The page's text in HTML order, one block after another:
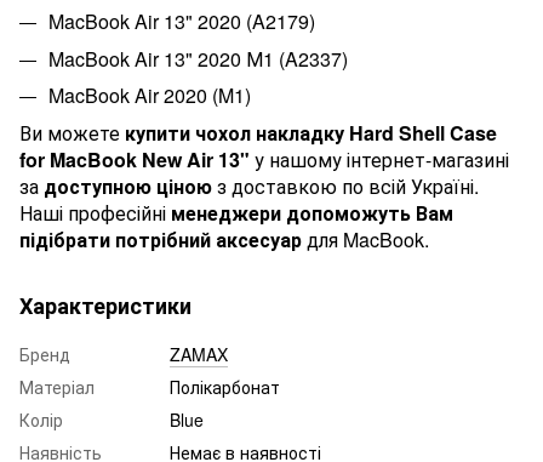
MacBook Air 13" 2020 (A2179)
MacBook Air 13" 2020 М1 (A2337)
MacBook Air 2020 (M1)
Ви можете купити чохол накладку Hard Shell Case
for MacBook New Air 13" у нашому інтернет-магазині
за доступною ціноюз доставкою по всій Україні.
Наші професійні менеджери допоможуть Вам
підібрати потрібний аксесуар для MacBook.
Характеристики
Бренд
ZAMAX
Матеріал
Полікарбонат
Колір
Blue
Наявність
Немає в наявності